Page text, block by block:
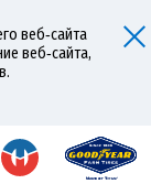
веб‑сайта
веб‑сайта,